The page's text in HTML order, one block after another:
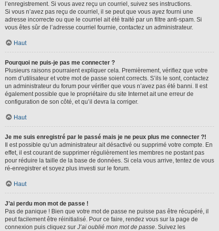
l’enregistrement. Si vous avez reçu un courriel, suivez ses instructions.
Si vous n’avez pas reçu de courriel, il se peut que vous ayez fourni une
adresse incorrecte ou que le courriel ait été traité par un filtre anti-spam. Si
vous êtes sûr de l’adresse courriel fournie, contactez un administrateur.
Haut
Pourquoi ne puis-je pas me connecter ?
Plusieurs raisons pourraient expliquer cela. Premièrement, vérifiez que votre
nom d’utilisateur et votre mot de passe soient corrects. S’ils le sont, contactez
un administrateur du forum pour vérifier que vous n’avez pas été banni. Il est
également possible que le propriétaire du site Internet ait une erreur de
configuration de son côté, et qu’il devra la corriger.
Haut
Je me suis enregistré par le passé mais je ne peux plus me connecter ?!
Il est possible qu’un administrateur ait désactivé ou supprimé votre compte. En
effet, il est courant de supprimer régulièrement les membres ne postant pas
pour réduire la taille de la base de données. Si cela vous arrive, tentez de vous
ré-enregistrer et soyez plus investi sur le forum.
Haut
J’ai perdu mon mot de passe !
Pas de panique ! Bien que votre mot de passe ne puisse pas être récupéré, il
peut facilement être réinitialisé. Pour ce faire, rendez vous sur la page de
connexion puis cliquez sur J’ai oublié mon mot de passe. Suivez les